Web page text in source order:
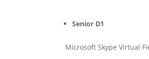
Senior D1
Microsoft Skype Virtual